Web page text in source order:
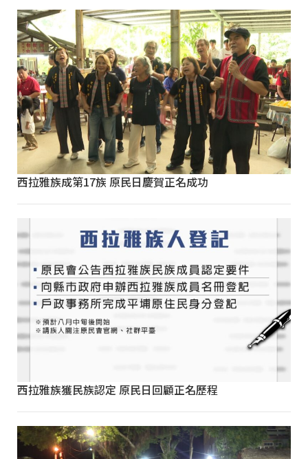
西拉雅族成第17族 原民日慶賀正名成功
西拉雅族獲民族認定 原民日回顧正名歷程